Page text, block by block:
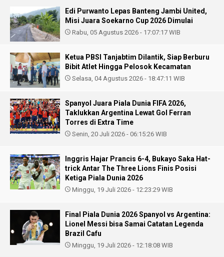
Edi Purwanto Lepas Banteng Jambi United,
Misi Juara Soekarno Cup 2026 Dimulai
Rabu, 05 Agustus 2026 - 17:07:17 WIB
Ketua PBSI Tanjabtim Dilantik, Siap Berburu
Bibit Atlet Hingga Pelosok Kecamatan
Selasa, 04 Agustus 2026 - 18:47:11 WIB
Spanyol Juara Piala Dunia FIFA 2026,
Taklukkan Argentina Lewat Gol Ferran
Torres di Extra Time
Senin, 20 Juli 2026 - 06:15:26 WIB
Inggris Hajar Prancis 6-4, Bukayo Saka Hat-
trick Antar The Three Lions Finis Posisi
Ketiga Piala Dunia 2026
Minggu, 19 Juli 2026 - 12:23:29 WIB
Final Piala Dunia 2026 Spanyol vs Argentina:
Lionel Messi bisa Samai Catatan Legenda
Brazil Cafu
Minggu, 19 Juli 2026 - 12:18:08 WIB